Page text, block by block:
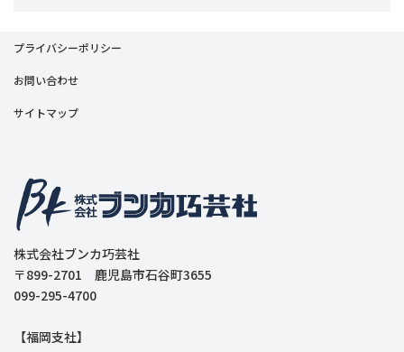
プライバシーポリシー
お問い合わせ
サイトマップ
株式会社ブンカ巧芸社
〒899-2701 鹿児島市石谷町3655
099-295-4700
【福岡支社】